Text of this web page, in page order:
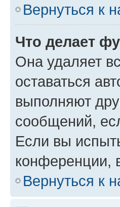
Вернуться к
Что делает
Она удаляет
оставаться
выполняют
сообщений,
Если вы
конференции,
Вернуться к